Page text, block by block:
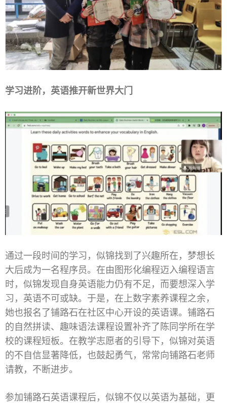
学习进阶，英语推开新世界大门
通过一段时间的学习，似锦找到了兴趣所在，梦想长
大后成为一名程序员。在由图形化编程迈入编程语言
时，似锦发现自身英语能力仍有不足，而要想深入学
习，英语不可或缺。于是，在上数字素养课程之余，
她也报名了铺路石在社区中心开设的英语课。铺路石
的自然拼读、趣味语法课程设置补齐了陈同学所在学
校的课程短板。在教学志愿者的引导下，似锦对英语
的不自信显著降低，也鼓起勇气，常常向铺路石老师
请教，不断进步。
参加铺路石英语课程后，似锦不仅以英语为基础，更